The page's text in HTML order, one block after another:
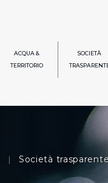
ACQUA &
TERRITORIO
SOCIETÀ
| Società